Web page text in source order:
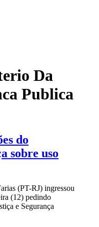
Da
Publica
do
sobre uso
(PT-RJ) ingressou
(12) pedindo
e Segurança